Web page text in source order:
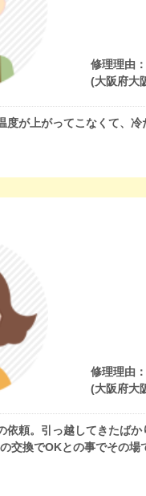
修理理由
(大阪府大
が上がってこなくて、冷
修理理由：
(大阪府大
依頼。引っ越してきたば
交換でOKとの事でその場